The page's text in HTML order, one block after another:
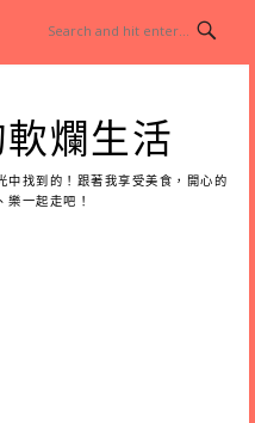
爛生活
中找到的！跟著我享受美食，開心的
樂一起走吧！